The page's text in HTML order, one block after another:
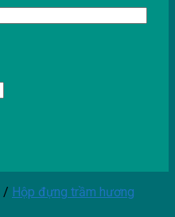
/ Hộp đựng trầm hương